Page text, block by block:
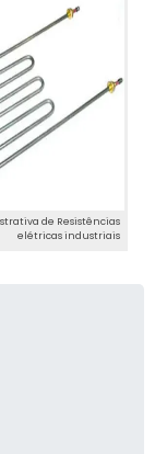
de Resistências
elétricas industriais